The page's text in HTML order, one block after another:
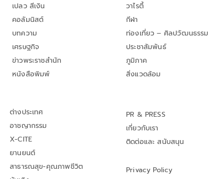
เปลว สีเงิน
คอลัมนิสต์
บทความ
เศรษฐกิจ
ข่าวพระราชสำนัก
หนังสือพิมพ์
วาไรตี้
กีฬา
ท่องเที่ยว – ศิลปวัฒนธรรม
ประชาสัมพันธ์
ภูมิภาค
สิ่งแวดล้อม
ต่างประเทศ
อาชญากรรม
X-CITE
ยานยนต์
สาธารณสุข-คุณภาพชีวิต
PR & PRESS
เกี่ยวกับเรา
ติดต่อและ สนับสนุน
Privacy Policy